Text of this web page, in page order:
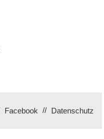
Facebook Datenschutz